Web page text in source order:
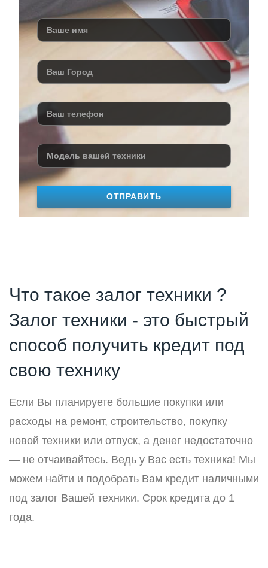
ОТПРАВИТЬ
Что такое залог техники ?
Залог техники - это быстрый
способ получить кредит под
свою технику
Если Вы планируете большие покупки или
расходы на ремонт, строительство, покупку
новой техники или отпуск, а денег недостаточно
— не отчаивайтесь. Ведь у Вас есть техника! Мы
можем найти и подобрать Вам кредит наличными
под залог Вашей техники. Срок кредита до 1
года.